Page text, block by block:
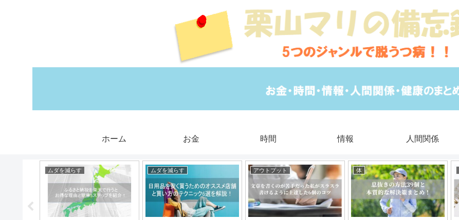
ホーム お金 時間 情報 人間関係
ムダを減らす ムダを減らす アウトプット 体